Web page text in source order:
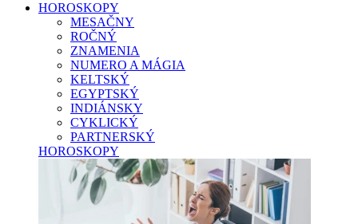
HOROSKOPY
MESAČNY
ROČNÝ
ZNAMENIA
NUMERO A MÁGIA
KELTSKÝ
EGYPTSKÝ
INDIÁNSKY
CYKLICKÝ
PARTNERSKÝ
HOROSKOPY